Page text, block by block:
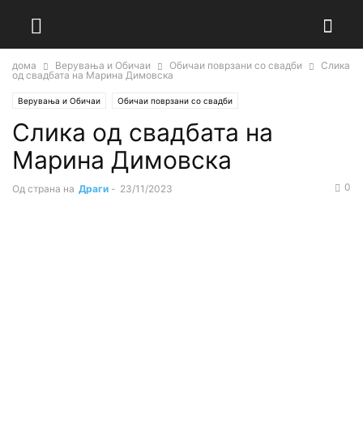
дома Верувања и Обичаи Обичаи поврзани со свадби
Слика
од свадбата на Марина Димовска
Верувања и Обичаи Обичаи поврзани со свадби
Слика од свадбата на
Марина Димовска
Од страна на Драги - 23/11/2023 0